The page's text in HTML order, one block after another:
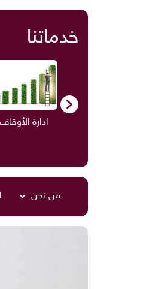
خدماتنا
ادارة الأوقاف
من نحن